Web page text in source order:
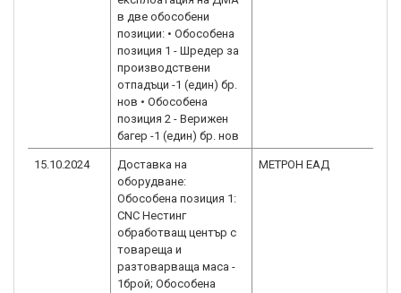
в две обособени
позиции: • Обособена
позиция 1 - Шредер за
производствени
отпадъци -1 (един) бр.
нов • Обособена
позиция 2 - Верижен
багер -1 (един) бр. нов
15.10.2024
Доставка на
оборудване:
Обособена позиция 1:
CNC Нестинг
обработващ център с
товареща и
разтоварваща маса -
1брой; Обособена
МЕТРОН ЕАД